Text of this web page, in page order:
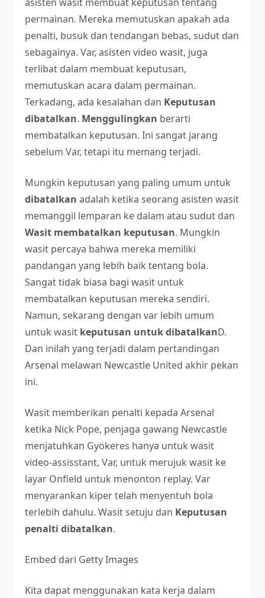
permainan. Mereka memutuskan apakah ada
penalti, busuk dan tendangan bebas, sudut dan
sebagainya. Var, asisten video wasit, juga
terlibat dalam membuat keputusan,
memutuskan acara dalam permainan.
Terkadang, ada kesalahan dan Keputusan
dibatalkan. Menggulingkan berarti
membatalkan keputusan. Ini sangat jarang
sebelum Var, tetapi itu memang terjadi.
Mungkin keputusan yang paling umum untuk
dibatalkan adalah ketika seorang asisten wasit
memanggil lemparan ke dalam atau sudut dan
Wasit membatalkan keputusan. Mungkin
wasit percaya bahwa mereka memiliki
pandangan yang lebih baik tentang bola.
Sangat tidak biasa bagi wasit untuk
membatalkan keputusan mereka sendiri.
Namun, sekarang dengan var lebih umum
untuk wasit keputusan untuk dibatalkanD.
Dan inilah yang terjadi dalam pertandingan
Arsenal melawan Newcastle United akhir pekan
ini.
Wasit memberikan penalti kepada Arsenal
ketika Nick Pope, penjaga gawang Newcastle
menjatuhkan Gyökeres hanya untuk wasit
video-assisstant, Var, untuk merujuk wasit ke
layar Onfield untuk menonton replay. Var
menyarankan kiper telah menyentuh bola
terlebih dahulu. Wasit setuju dan Keputusan
penalti dibatalkan.
Embed dari Getty Images
Kita dapat menggunakan kata kerja dalam